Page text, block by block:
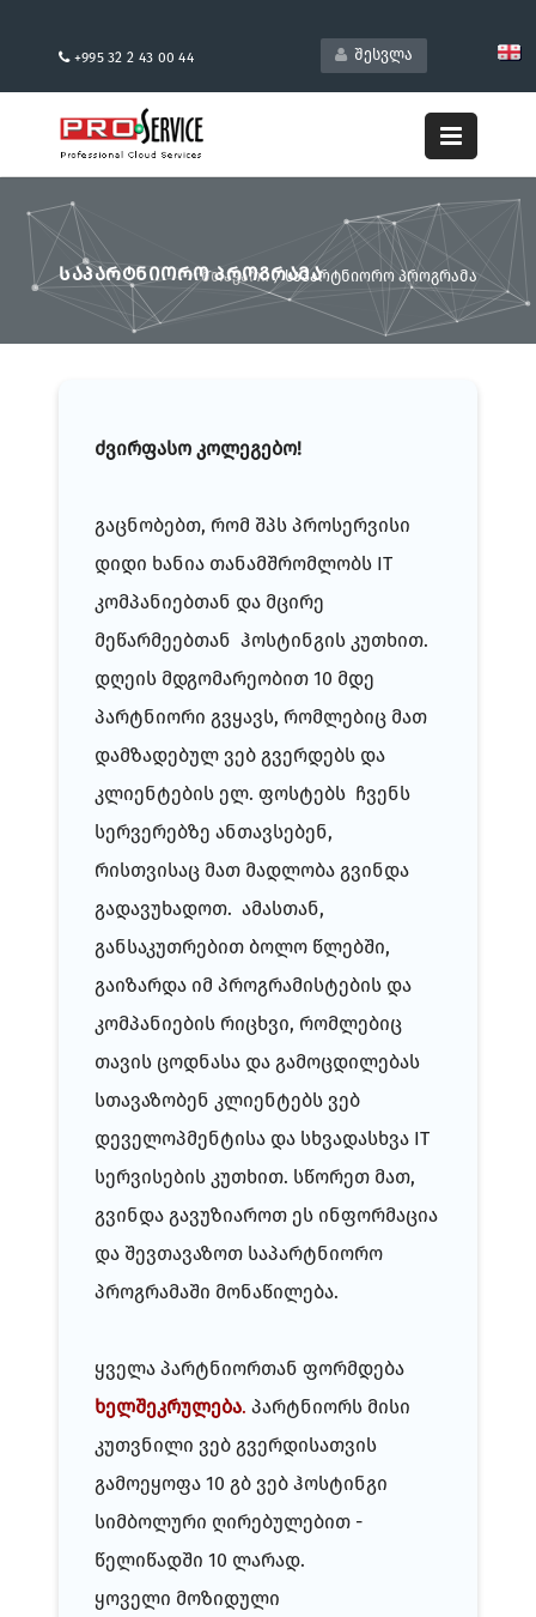
შესვლა
+995 32 2 43 00 44
ᲡᲐᲞᲐᲠᲢᲜᲘᲝᲠᲝ ᲞᲠᲝᲒᲠᲐᲛᲐ
მთავარი / საპარტნიორო პროგრამა
ძვირფასო კოლეგებო!
გაცნობებთ, რომ შპს პროსერვისი
დიდი ხანია თანამშრომლობს IT
კომპანიებთან და მცირე
მეწარმეებთან ჰოსტინგის კუთხით.
დღეის მდგომარეობით 10 მდე
პარტნიორი გვყავს, რომლებიც მათ
დამზადებულ ვებ გვერდებს და
კლიენტების ელ. ფოსტებს ჩვენს
სერვერებზე ანთავსებენ,
რისთვისაც მათ მადლობა გვინდა
გადავუხადოთ. ამასთან,
განსაკუთრებით ბოლო წლებში,
გაიზარდა იმ პროგრამისტების და
კომპანიების რიცხვი, რომლებიც
თავის ცოდნასა და გამოცდილებას
სთავაზობენ კლიენტებს ვებ
დეველოპმენტისა და სხვადასხვა IT
სერვისების კუთხით. სწორეთ მათ,
გვინდა გავუზიაროთ ეს ინფორმაცია
და შევთავაზოთ საპარტნიორო
პროგრამაში მონაწილება.
ყველა პარტნიორთან ფორმდება
ხელშეკრულება. პარტნიორს მისი
კუთვნილი ვებ გვერდისათვის
გამოეყოფა 10 გბ ვებ ჰოსტინგი
სიმბოლური ღირებულებით -
წელიწადში 10 ლარად.
ყოველი მოზიდული